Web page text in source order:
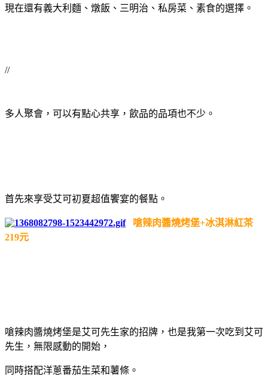
現在還有義大利麵、燉飯、三明治、私房菜、素食的選擇。
//
多人聚會，可以有點心共享，飲品的品項也不少。
首先來享受艾可初夏超值饗宴的餐點。
嗆辣肉醬燒烤堡+冰淇淋紅茶
219元
嗆辣肉醬燒烤堡是艾可先生家的招牌，也是我第一次吃到艾可
先生，無限感動的開始，
同時搭配洋蔥番茄生菜和薯條。